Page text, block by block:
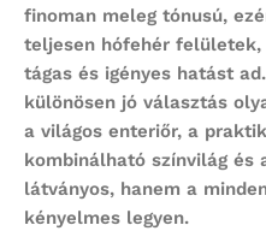
finoman meleg tónusú,
teljesen hófehér felületek,
tágas és igényes hatást
különösen jó választás
a világos enteriőr, a
kombinálható színvilág és
látványos, hanem a
kényelmes legyen.